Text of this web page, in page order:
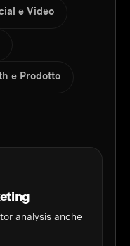
e Video
e Prodotto
analysis anche